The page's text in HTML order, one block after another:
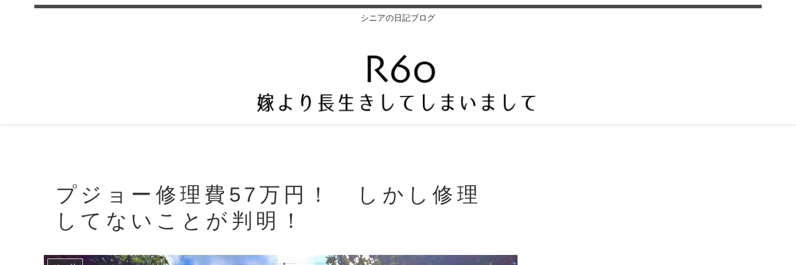
シニアの日記ブログ
プジョー修理費57万円！ しかし修理
してないことが判明！